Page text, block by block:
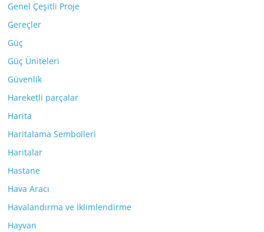
Genel Çeşitli Proje
Gereçler
Güç
Güç Üniteleri
Güvenlik
Hareketli parçalar
Harita
Haritalama Sembolleri
Haritalar
Hastane
Hava Aracı
Havalandırma ve İklimlendirme
Hayvan